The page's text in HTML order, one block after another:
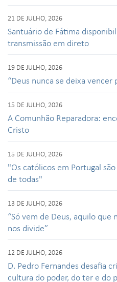
21 DE JULHO, 2026
Santuário de Fátima
transmissão em direto
19 DE JULHO, 2026
“Deus nunca se deixa vencer
15 DE JULHO, 2026
A Comunhão Reparadora:
Cristo
15 DE JULHO, 2026
"Os católicos em Portugal
de todas"
13 DE JULHO, 2026
“Só vem de Deus, aquilo que
nos divide”
12 DE JULHO, 2026
D. Pedro Fernandes desafia
cultura do poder, do ter e do